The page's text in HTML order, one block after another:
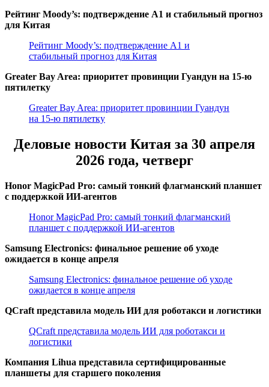
Рейтинг Moody’s: подтверждение А1 и стабильный прогноз
для Китая
Рейтинг Moody’s: подтверждение А1 и
стабильный прогноз для Китая
Greater Bay Area: приоритет провинции Гуандун на 15-ю
пятилетку
Greater Bay Area: приоритет провинции Гуандун
на 15-ю пятилетку
Деловые новости Китая за 30 апреля
2026 года, четверг
Honor MagicPad Pro: самый тонкий флагманский планшет
с поддержкой ИИ-агентов
Honor MagicPad Pro: самый тонкий флагманский
планшет с поддержкой ИИ-агентов
Samsung Electronics: финальное решение об уходе
ожидается в конце апреля
Samsung Electronics: финальное решение об уходе
ожидается в конце апреля
QCraft представила модель ИИ для роботакси и логистики
QCraft представила модель ИИ для роботакси и
логистики
Компания Lihua представила сертифицированные
планшеты для старшего поколения